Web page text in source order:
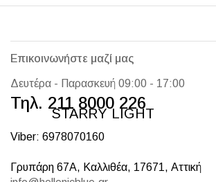
Επικοινωνήστε μαζί μας
Δευτέρα - Παρασκευή 09:00 - 17:00
Τηλ. 211 8000 226
Viber: 6978070160
Γρυπάρη 67Α, Καλλιθέα, 17671, Αττική
STARRY LIGHT